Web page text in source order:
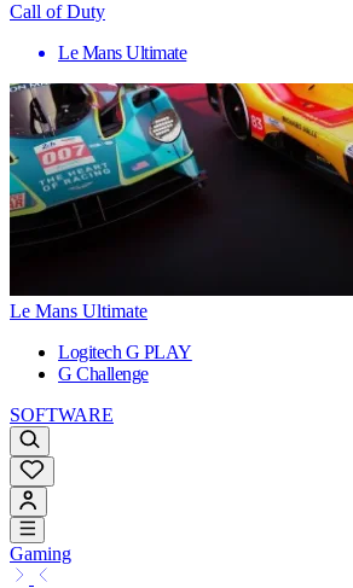
Call of Duty
Le Mans Ultimate
Le Mans Ultimate
Logitech G PLAY
G Challenge
SOFTWARE
Gaming